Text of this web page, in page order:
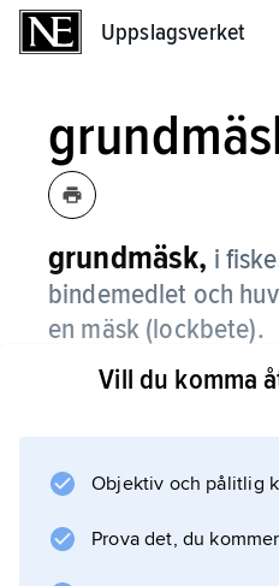
Uppslagsverket
grundmäsk, i
bindemedlet och
en mäsk (lockbete).
Grundmäsk består
Information om
Vill du komma
Objektiv och pålitlig
Prova det, du